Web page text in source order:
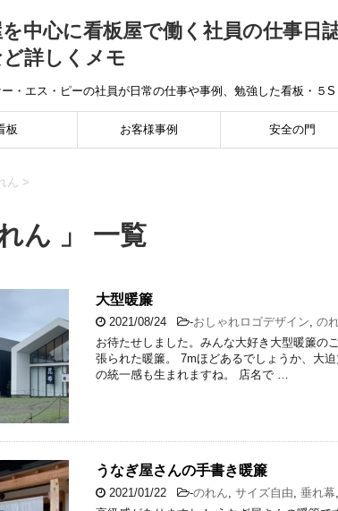
中心に看板屋で働く社員の仕事
詳しくメモ
・エス・ピーの社員が日常の仕事や事例、勉強した看板・５
板 お客様事例 安全の門
ん >
れん 」 一覧
大型暖簾
2021/08/24 -おしゃれロゴデザイン, の
お待たせしました。みんな大好き大型暖簾の
張られた暖簾。 7mほどあるでしょうか、大
の統一感も生まれますね。 店名で …
うなぎ屋さんの手書き暖簾
2021/01/22 -のれん, サイズ自由, 垂れ幕,